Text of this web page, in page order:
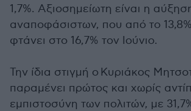
1,7%. Αξιοσημείωτη είναι η
αναποφάσιστων, που από το
φτάνει στο 16,7% τον Ιούνιο.
Την ίδια στιγμή ο Κυριάκος
παραμένει πρώτος και χωρίς
εμπιστοσύνη των πολιτών, με